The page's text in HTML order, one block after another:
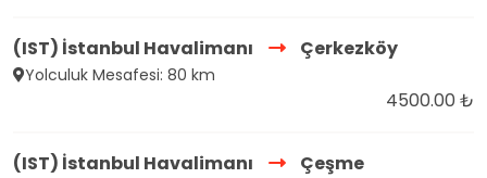
(IST) İstanbul Havalimanı Çerkezköy
Yolculuk Mesafesi: 80 km
4500.00 ₺
(IST) İstanbul Havalimanı Çeşme